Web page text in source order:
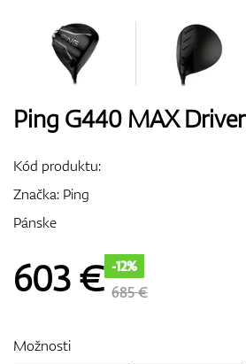
Bagy
Ping G440 MAX Driver
Kód produktu:
Značka: Ping
Pánske
603€ -12%
685 €
Možnosti